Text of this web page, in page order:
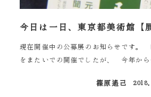
今日は一日、東京都美術館【
現在開催中の公募展のお知らせです。
をまたいでの開催でしたが、 今年
篠原遙己